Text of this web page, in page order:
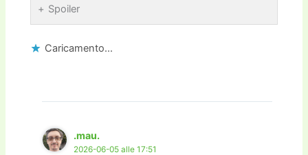
Spoiler
Caricamento...
.mau.
2026-06-05 alle 17:51